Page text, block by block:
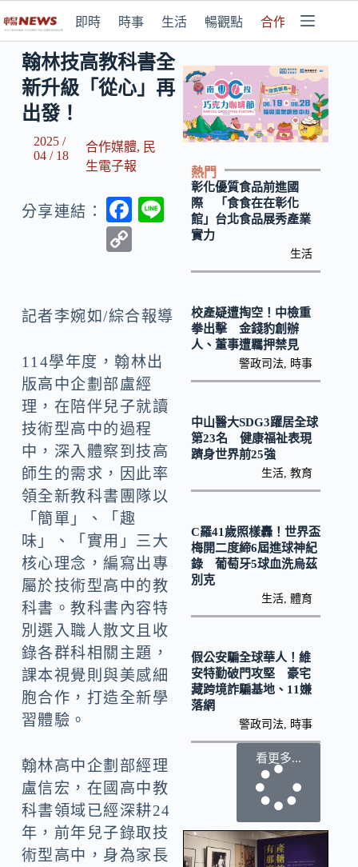
即時 時事 生活 暢觀點 合作媒體
翰林技高教科書全
新升級「從心」再
出發！
2025 /
04 / 18
合作媒體, 民
生電子報
分享連結：
F
o
k
y
n
k
記者李婉如/綜合報導
114學年度，翰林出
版高中企劃部盧經
理，在陪伴兒子就讀
技術型高中的過程
中，深入體察到技高
師生的需求，因此率
領全新教科書團隊以
「簡單」、「趣
味」、「實用」三大
核心理念，編寫出專
屬於技術型高中的教
科書。教科書內容特
別選入職人散文且收
錄各群科相關主題，
課本視覺則與美感細
胞合作，打造全新學
習體驗。
翰林高中企劃部經理
盧信宏，在國高中教
科書領域已經深耕24
年，前年兒子錄取技
術型高中，身為家長
熱門
彰化優質食品前進國
際 「食食在在彰化
館」台北食品展秀產業
實力
生活
校產疑遭掏空！中檢重
拳出擊 金錢豹創辦
人、董事遭羈押禁見
警政司法 時事
中山醫大SDG3躍居全球
第23名 健康福祉表現
躋身世界前25強
生活 ,教育
C羅41歲照樣轟！世界盃
梅開二度締6屆進球神紀
錄 葡萄牙5球血洗烏茲
別克
生活 ,體育
假公安騙全球華人！維
安特勤破門攻堅 豪宅
藏跨境詐騙基地、11嫌
落網
警政司法 時事
看更多...